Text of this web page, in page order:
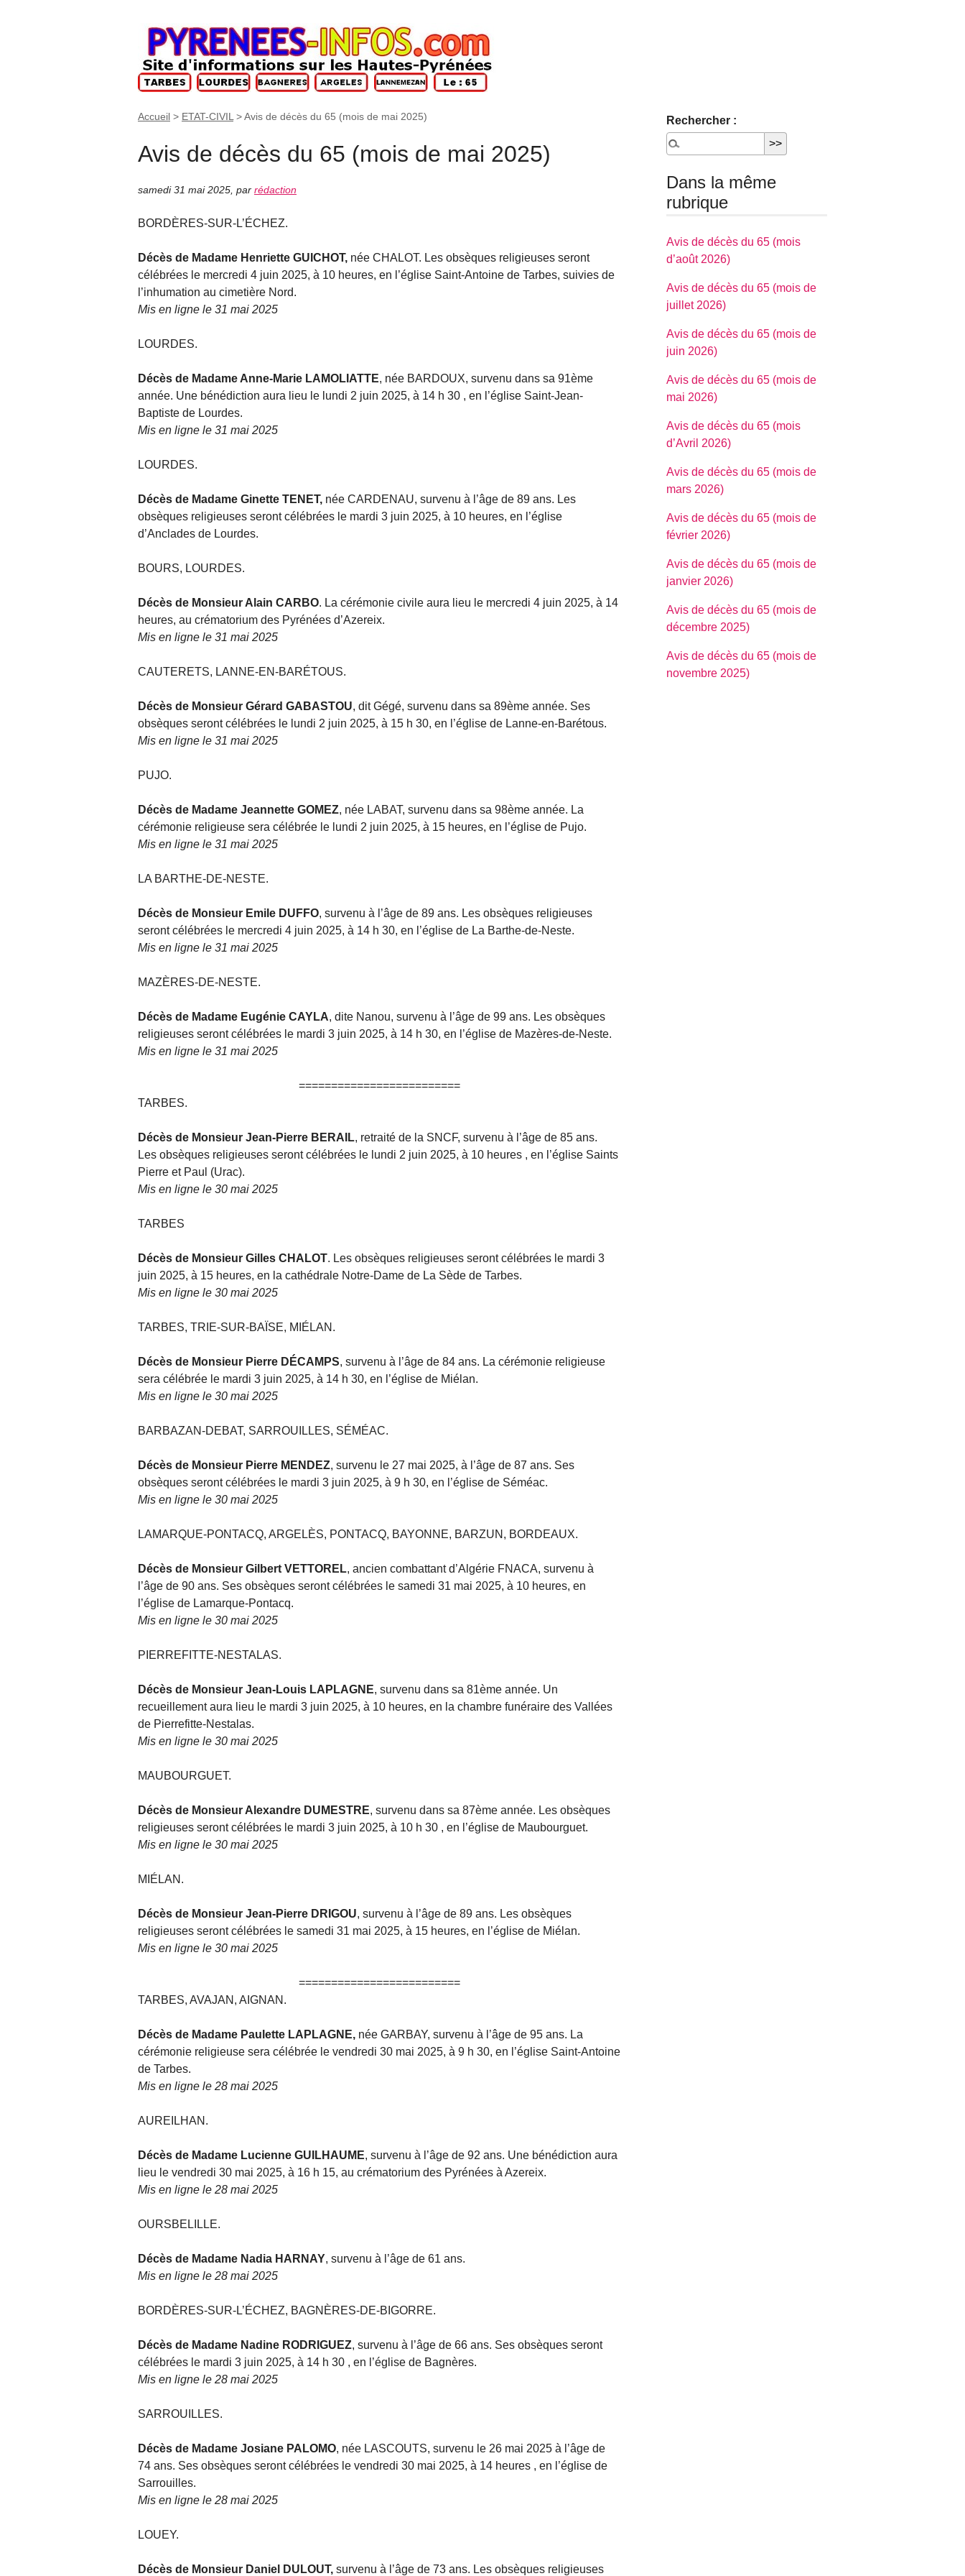
Accueil > ETAT-CIVIL >Avis de décès du 65 (mois de mai 2025)
Avis de décès du 65 (mois de mai 2025)
samedi 31 mai 2025 par rédaction
BORDÈRES-SUR-L’ÉCHEZ.
Décès de Madame Henriette GUICHOT, née CHALOT. Les obsèques religieuses seront
célébrées le mercredi 4 juin 2025, à 10 heures, en l’église Saint-Antoine de Tarbes, suivies de
l’inhumation au cimetière Nord.
Mis en ligne le 31 mai 2025
LOURDES.
Décès de Madame Anne-Marie LAMOLIATTE, née BARDOUX, survenu dans sa 91ème
année. Une bénédiction aura lieu le lundi 2 juin 2025, à 14 h 30 , en l’église Saint-Jean-
Baptiste de Lourdes.
Mis en ligne le 31 mai 2025
LOURDES.
Décès de Madame Ginette TENET, née CARDENAU, survenu à l’âge de 89 ans. Les
obsèques religieuses seront célébrées le mardi 3 juin 2025, à 10 heures, en l’église
d’Anclades de Lourdes.
BOURS, LOURDES.
Décès de Monsieur Alain CARBO. La cérémonie civile aura lieu le mercredi 4 juin 2025, à 14
heures, au crématorium des Pyrénées d’Azereix.
Mis en ligne le 31 mai 2025
CAUTERETS, LANNE-EN-BARÉTOUS.
Décès de Monsieur Gérard GABASTOU, dit Gégé, survenu dans sa 89ème année. Ses
obsèques seront célébrées le lundi 2 juin 2025, à 15 h 30, en l’église de Lanne-en-Barétous.
Mis en ligne le 31 mai 2025
PUJO.
Décès de Madame Jeannette GOMEZ, née LABAT, survenu dans sa 98ème année. La
cérémonie religieuse sera célébrée le lundi 2 juin 2025, à 15 heures, en l’église de Pujo.
Mis en ligne le 31 mai 2025
LA BARTHE-DE-NESTE.
Décès de Monsieur Emile DUFFO, survenu à l’âge de 89 ans. Les obsèques religieuses
seront célébrées le mercredi 4 juin 2025, à 14 h 30, en l’église de La Barthe-de-Neste.
Mis en ligne le 31 mai 2025
MAZÈRES-DE-NESTE.
Décès de Madame Eugénie CAYLA, dite Nanou, survenu à l’âge de 99 ans. Les obsèques
religieuses seront célébrées le mardi 3 juin 2025, à 14 h 30, en l’église de Mazères-de-Neste.
Mis en ligne le 31 mai 2025
=========================
TARBES.
Décès de Monsieur Jean-Pierre BERAIL, retraité de la SNCF, survenu à l’âge de 85 ans.
Les obsèques religieuses seront célébrées le lundi 2 juin 2025, à 10 heures , en l’église Saints
Pierre et Paul (Urac).
Mis en ligne le 30 mai 2025
TARBES
Décès de Monsieur Gilles CHALOT. Les obsèques religieuses seront célébrées le mardi 3
juin 2025, à 15 heures, en la cathédrale Notre-Dame de La Sède de Tarbes.
Mis en ligne le 30 mai 2025
TARBES, TRIE-SUR-BAÏSE, MIÉLAN.
Décès de Monsieur Pierre DÉCAMPS, survenu à l’âge de 84 ans. La cérémonie religieuse
sera célébrée le mardi 3 juin 2025, à 14 h 30, en l’église de Miélan.
Mis en ligne le 30 mai 2025
BARBAZAN-DEBAT, SARROUILLES, SÉMÉAC.
Décès de Monsieur Pierre MENDEZ, survenu le 27 mai 2025, à l’âge de 87 ans. Ses
obsèques seront célébrées le mardi 3 juin 2025, à 9 h 30, en l’église de Séméac.
Mis en ligne le 30 mai 2025
LAMARQUE-PONTACQ, ARGELÈS, PONTACQ, BAYONNE, BARZUN, BORDEAUX.
Décès de Monsieur Gilbert VETTOREL, ancien combattant d’Algérie FNACA, survenu à
l’âge de 90 ans. Ses obsèques seront célébrées le samedi 31 mai 2025, à 10 heures, en
l’église de Lamarque-Pontacq.
Mis en ligne le 30 mai 2025
PIERREFITTE-NESTALAS.
Décès de Monsieur Jean-Louis LAPLAGNE, survenu dans sa 81ème année. Un
recueillement aura lieu le mardi 3 juin 2025, à 10 heures, en la chambre funéraire des Vallées
de Pierrefitte-Nestalas.
Mis en ligne le 30 mai 2025
MAUBOURGUET.
Décès de Monsieur Alexandre DUMESTRE, survenu dans sa 87ème année. Les obsèques
religieuses seront célébrées le mardi 3 juin 2025, à 10 h 30 , en l’église de Maubourguet.
Mis en ligne le 30 mai 2025
MIÉLAN.
Décès de Monsieur Jean-Pierre DRIGOU, survenu à l’âge de 89 ans. Les obsèques
religieuses seront célébrées le samedi 31 mai 2025, à 15 heures, en l’église de Miélan.
Mis en ligne le 30 mai 2025
=========================
TARBES, AVAJAN, AIGNAN.
Décès de Madame Paulette LAPLAGNE, née GARBAY, survenu à l’âge de 95 ans. La
cérémonie religieuse sera célébrée le vendredi 30 mai 2025, à 9 h 30, en l’église Saint-Antoine
de Tarbes.
Mis en ligne le 28 mai 2025
AUREILHAN.
Décès de Madame Lucienne GUILHAUME, survenu à l’âge de 92 ans. Une bénédiction aura
lieu le vendredi 30 mai 2025, à 16 h 15, au crématorium des Pyrénées à Azereix.
Mis en ligne le 28 mai 2025
OURSBELILLE.
Décès de Madame Nadia HARNAY, survenu à l’âge de 61 ans.
Mis en ligne le 28 mai 2025
BORDÈRES-SUR-L’ÉCHEZ, BAGNÈRES-DE-BIGORRE.
Décès de Madame Nadine RODRIGUEZ, survenu à l’âge de 66 ans. Ses obsèques seront
célébrées le mardi 3 juin 2025, à 14 h 30 , en l’église de Bagnères.
Mis en ligne le 28 mai 2025
SARROUILLES.
Décès de Madame Josiane PALOMO, née LASCOUTS, survenu le 26 mai 2025 à l’âge de
74 ans. Ses obsèques seront célébrées le vendredi 30 mai 2025, à 14 heures , en l’église de
Sarrouilles.
Mis en ligne le 28 mai 2025
LOUEY.
Décès de Monsieur Daniel DULOUT, survenu à l’âge de 73 ans. Les obsèques religieuses
Rechercher :
Dans la même
rubrique
Avis de décès du 65 (mois
d’août 2026)
Avis de décès du 65 (mois de
juillet 2026)
Avis de décès du 65 (mois de
juin 2026)
Avis de décès du 65 (mois de
mai 2026)
Avis de décès du 65 (mois
d’Avril 2026)
Avis de décès du 65 (mois de
mars 2026)
Avis de décès du 65 (mois de
février 2026)
Avis de décès du 65 (mois de
janvier 2026)
Avis de décès du 65 (mois de
décembre 2025)
Avis de décès du 65 (mois de
novembre 2025)